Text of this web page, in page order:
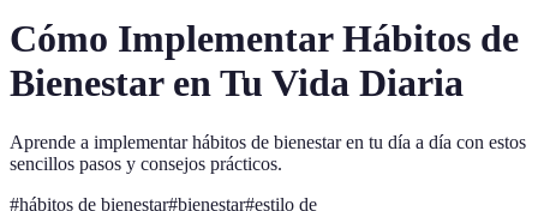
Cómo Implementar Hábitos de
Bienestar en Tu Vida Diaria
Aprende a implementar hábitos de bienestar en tu día a día con estos
sencillos pasos y consejos prácticos.
#hábitos de bienestar#bienestar#estilo de